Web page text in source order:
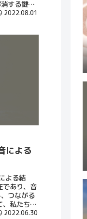
する鍵で
2022.08.01
による
よる結
であり、音
つながる
、私たちは
2022.06.30